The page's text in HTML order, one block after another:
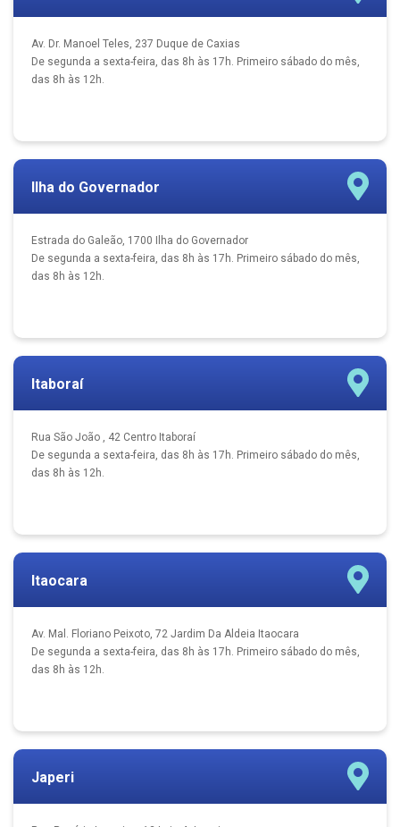
Av. Dr. Manoel Teles, 237 Duque de Caxias
De segunda a sexta-feira, das 8h às 17h. Primeiro sábado do mês,
das 8h às 12h.
Ilha do Governador
Estrada do Galeão, 1700 Ilha do Governador
De segunda a sexta-feira, das 8h às 17h. Primeiro sábado do mês,
das 8h às 12h.
Itaboraí
Rua São João , 42 Centro Itaboraí
De segunda a sexta-feira, das 8h às 17h. Primeiro sábado do mês,
das 8h às 12h.
Itaocara
Av. Mal. Floriano Peixoto, 72 Jardim Da Aldeia Itaocara
De segunda a sexta-feira, das 8h às 17h. Primeiro sábado do mês,
das 8h às 12h.
Japeri